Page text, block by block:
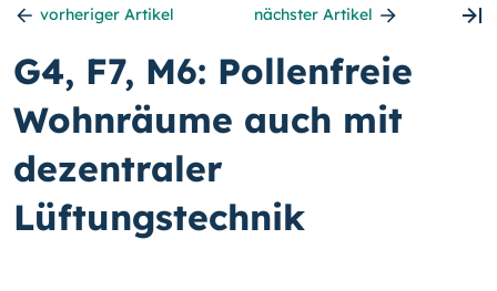
vorheriger Artikel nächster Artikel
G4, F7, M6: Pollenfreie
Wohnräume auch mit
dezentraler
Lüftungstechnik